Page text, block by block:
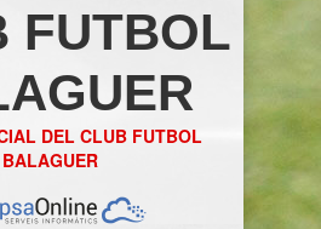
FUTBOL
DEL CLUB FUTBOL
BALAGUER